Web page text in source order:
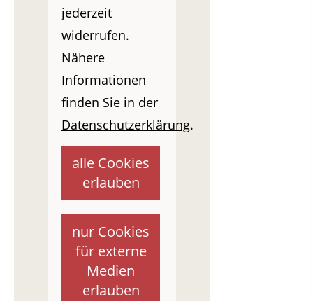
jederzeit
widerrufen.
Nähere
Informationen
finden Sie in der
Datenschutzerklärung.
alle Cookies
erlauben
nur Cookies
für externe
Medien
erlauben